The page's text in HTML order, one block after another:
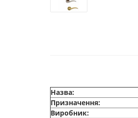
Назва:
Призначення:
Виробник: